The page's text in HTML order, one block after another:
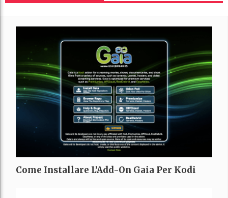
Come Installare L’Add-On Gaia Per Kodi